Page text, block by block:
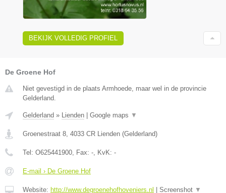
BEKIJK VOLLEDIG PROFIEL
De Groene Hof
Niet gevestigd in de plaats Armhoede, maar wel in de provincie
Gelderland.
Gelderland » Lienden Google maps ▼
Groenestraat 8 4033 CR Lienden (Gelderland)
Tel: O625441900 , Fax: - , KvK: -
E-mail › De Groene Hof
Website: http://www.degroenehofhoveniers.nl Screenshot ▼